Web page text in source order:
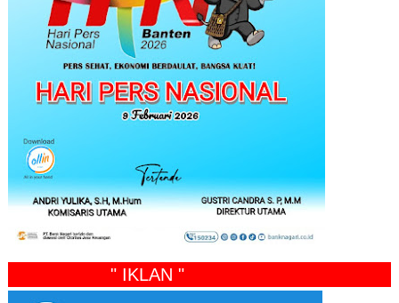
" IKLAN "